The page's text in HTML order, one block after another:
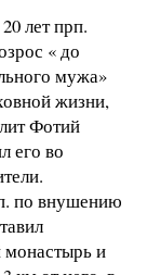
лет прп.
« до
мужа»
жизни,
Фотий
его во
по внушению
и